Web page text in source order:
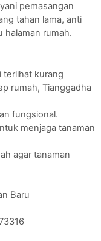
pemasangan
tahan lama, anti
halaman rumah.
terlihat kurang
rumah, Tianggadha
fungsional.
menjaga tanaman
agar tanaman
Baru